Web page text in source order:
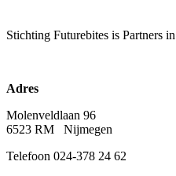
Stichting Futurebites is Partners
Adres
Molenveldlaan 96
6523 RM Nijmegen
Telefoon 024-378 24 62